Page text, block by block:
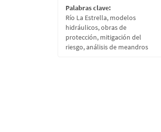
Palabras clave:
Río La Estrella, modelos
hidráulicos, obras de
protección, mitigación del
riesgo, análisis de meandros